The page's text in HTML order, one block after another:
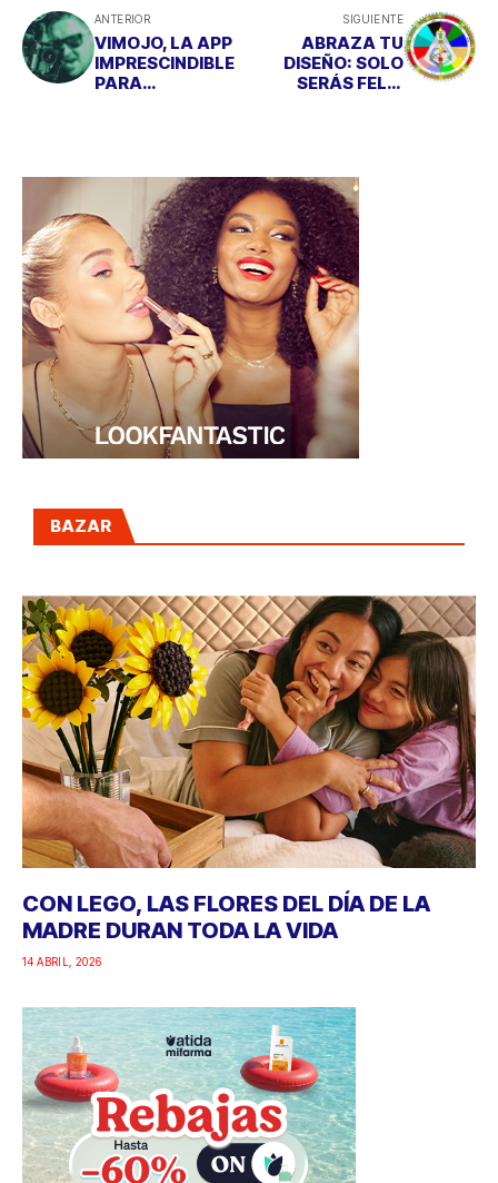
ANTERIOR
VIMOJO, LA APP
IMPRESCINDIBLE
PARA
SIGUIENTE
ABRAZA TU
DISEÑO: SOLO
SERÁS FELIZ
BAZAR
CON LEGO, LAS FLORES DEL DÍA DE LA
MADRE DURAN TODA LA VIDA
14 ABRIL, 2026